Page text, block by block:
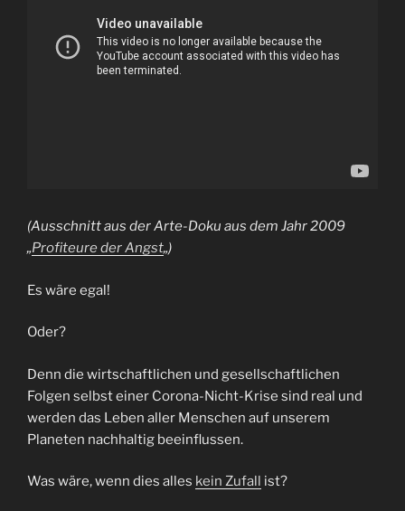
(Ausschnitt aus der Arte-Doku aus dem Jahr 2009
„Profiteure der Angst„)
Es wäre egal!
Oder?
Denn die wirtschaftlichen und gesellschaftlichen
Folgen selbst einer Corona-Nicht-Krise sind real und
werden das Leben aller Menschen auf unserem
Planeten nachhaltig beeinflussen.
Was wäre, wenn dies alles kein Zufall ist?